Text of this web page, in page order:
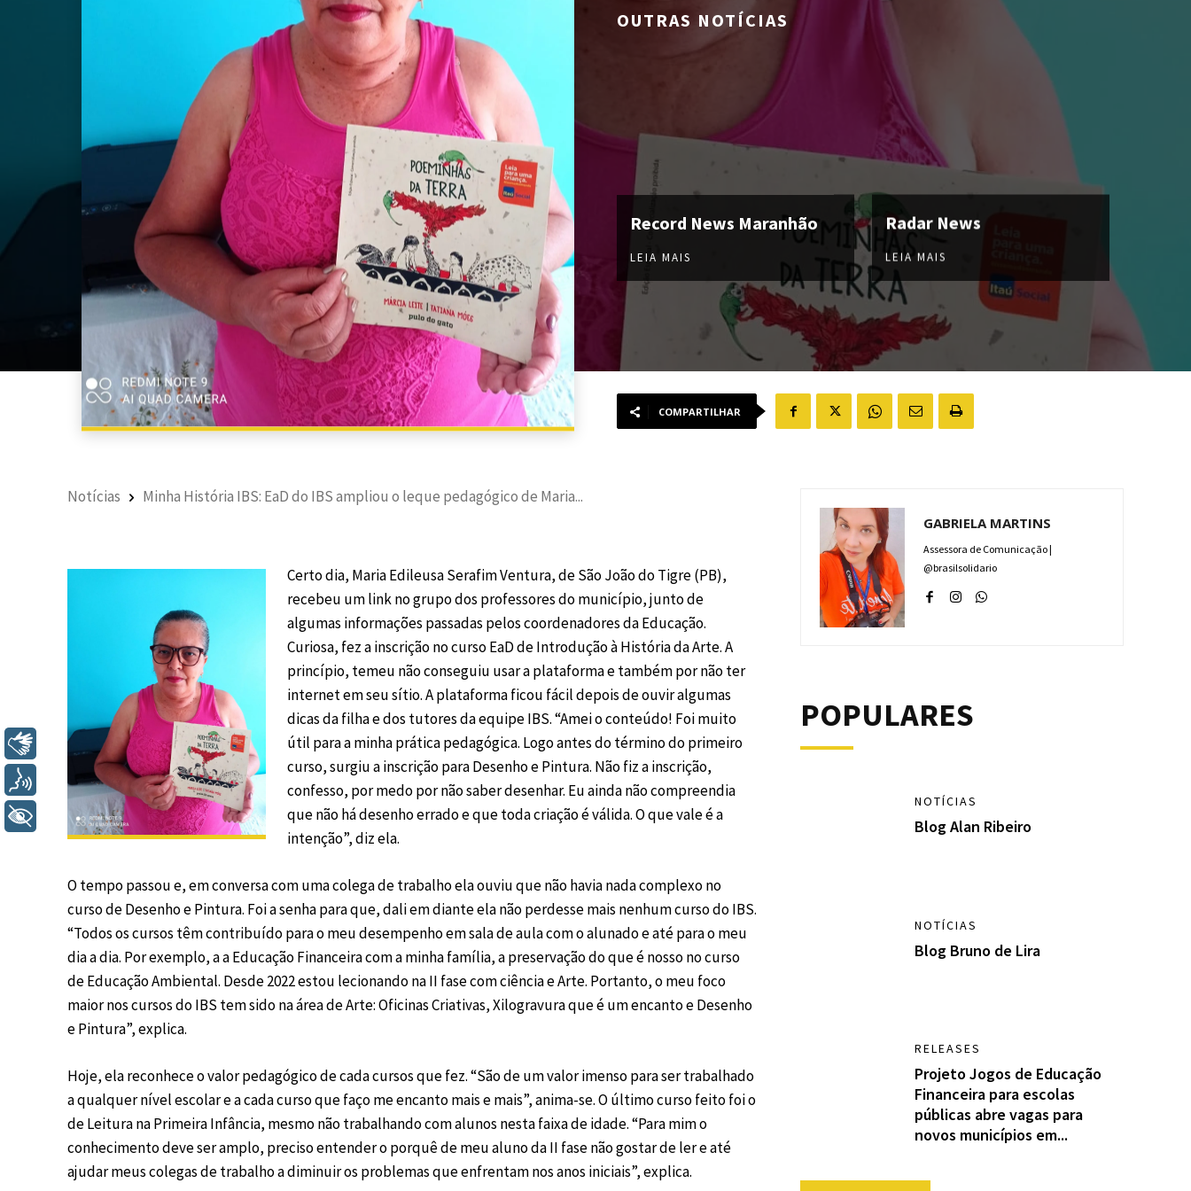
OUTRAS NOTÍCIAS
Record News Maranhão
LEIA MAIS
Radar News
LEIA MAIS
COMPARTILHAR
Notícias Minha História IBS: EaD do IBS ampliou o leque pedagógico de Maria...
Certo dia, Maria Edileusa Serafim Ventura, de São João do Tigre (PB),
recebeu um link no grupo dos professores do município, junto de
algumas informações passadas pelos coordenadores da Educação.
Curiosa, fez a inscrição no curso EaD de Introdução à História da Arte. A
princípio, temeu não conseguiu usar a plataforma e também por não ter
internet em seu sítio. A plataforma ficou fácil depois de ouvir algumas
dicas da filha e dos tutores da equipe IBS. “Amei o conteúdo! Foi muito
útil para a minha prática pedagógica. Logo antes do término do primeiro
curso, surgiu a inscrição para Desenho e Pintura. Não fiz a inscrição,
confesso, por medo por não saber desenhar. Eu ainda não compreendia
que não há desenho errado e que toda criação é válida. O que vale é a
intenção”, diz ela.
O tempo passou e, em conversa com uma colega de trabalho ela ouviu que não havia nada complexo no
curso de Desenho e Pintura. Foi a senha para que, dali em diante ela não perdesse mais nenhum curso do IBS.
“Todos os cursos têm contribuído para o meu desempenho em sala de aula com o alunado e até para o meu
dia a dia. Por exemplo, a a Educação Financeira com a minha família, a preservação do que é nosso no curso
de Educação Ambiental. Desde 2022 estou lecionando na II fase com ciência e Arte. Portanto, o meu foco
maior nos cursos do IBS tem sido na área de Arte: Oficinas Criativas, Xilogravura que é um encanto e Desenho
e Pintura”, explica.
Hoje, ela reconhece o valor pedagógico de cada cursos que fez. “São de um valor imenso para ser trabalhado
a qualquer nível escolar e a cada curso que faço me encanto mais e mais”, anima-se. O último curso feito foi o
de Leitura na Primeira Infância, mesmo não trabalhando com alunos nesta faixa de idade. “Para mim o
conhecimento deve ser amplo, preciso entender o porquê de meu aluno da II fase não gostar de ler e até
ajudar meus colegas de trabalho a diminuir os problemas que enfrentam nos anos iniciais”, explica.
GABRIELA MARTINS
Assessora de Comunicação |
@brasilsolidario
POPULARES
NOTÍCIAS
Blog Alan Ribeiro
NOTÍCIAS
Blog Bruno de Lira
RELEASES
Projeto Jogos de Educação
Financeira para escolas
públicas abre vagas para
novos municípios em...
Libras
Voz
+ Acessibilidade